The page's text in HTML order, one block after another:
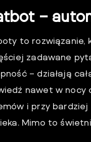
–
to rozwiązanie,
zadawane
– działają
nawet w nocy
i przy
Mimo to